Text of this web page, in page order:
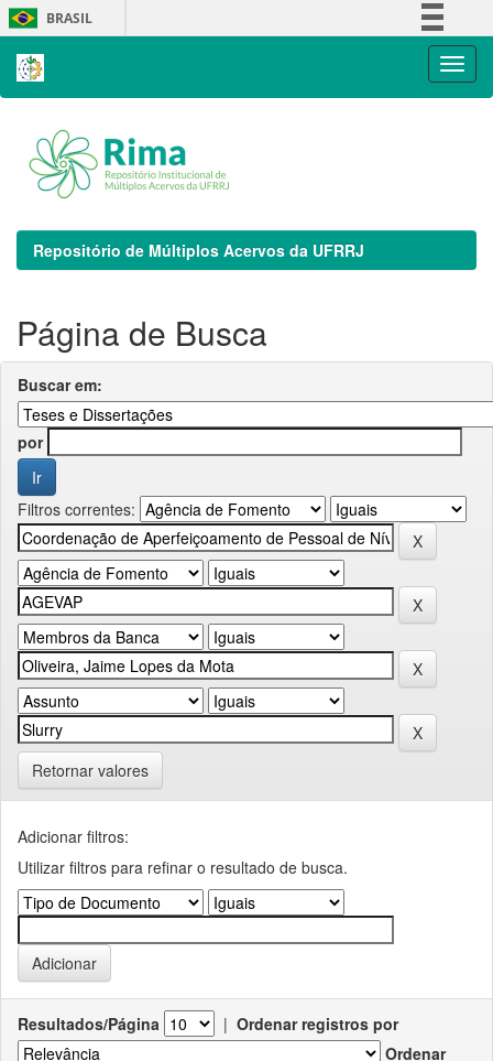
Skip
navigation
BRASIL
Repositório de Múltiplos Acervos da UFRRJ
Página de Busca
Buscar em:
por
Filtros correntes:
Retornar valores
Adicionar filtros:
Utilizar filtros para refinar o resultado de busca.
Resultados/Página | Ordenar registros por
Ordenar